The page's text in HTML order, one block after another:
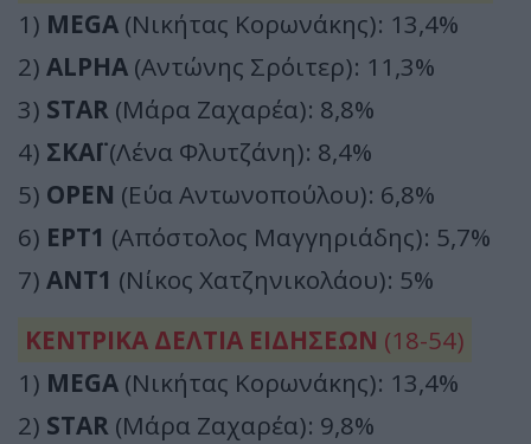
1) MEGA (Νικήτας Κορωνάκης): 13,4%
2) ALPHA (Αντώνης Σρόιτερ): 11,3%
3) STAR (Μάρα Ζαχαρέα): 8,8%
4) ΣΚΑΪ(Λένα Φλυτζάνη): 8,4%
5) OPEN (Εύα Αντωνοπούλου): 6,8%
6) ΕΡΤ1 (Απόστολος Μαγγηριάδης): 5,7%
7) ΑΝΤ1 (Νίκος Χατζηνικολάου): 5%
ΚΕΝΤΡΙΚΑ ΔΕΛΤΙΑ ΕΙΔΗΣΕΩΝ (18-54)
1) MEGA (Νικήτας Κορωνάκης): 13,4%
2) STAR (Μάρα Ζαχαρέα): 9,8%